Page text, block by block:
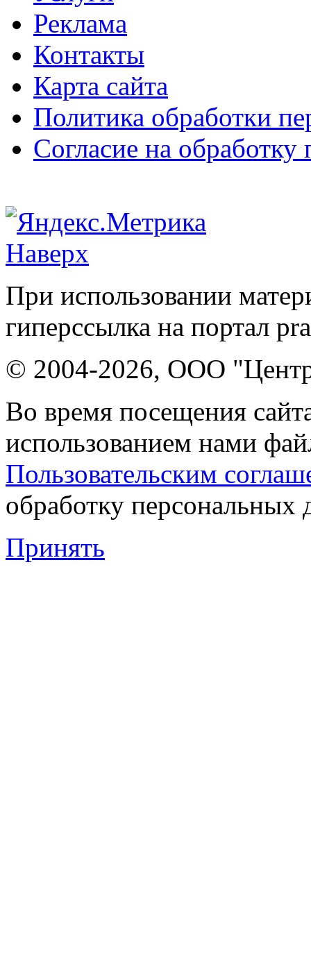
Реклама
Контакты
Карта сайта
Политика обработки
Согласие на
Наверх
При использовании
гиперссылка на портал
© 2004-2026, ООО "Центр
Во время посещения
использованием нами
Пользовательским
обработку персональных
Принять